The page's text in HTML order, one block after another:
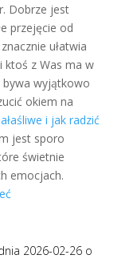
Dobrze jest
przejęcie od
ułatwia
ktoś z Was ma w
wyjątkowo
okiem na
i jak radzić
jest sporo
świetnie
emocjach.
2026-02-26 o